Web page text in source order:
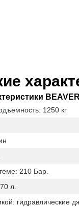
1250 кг
210 Бар.
л.
гидравлические